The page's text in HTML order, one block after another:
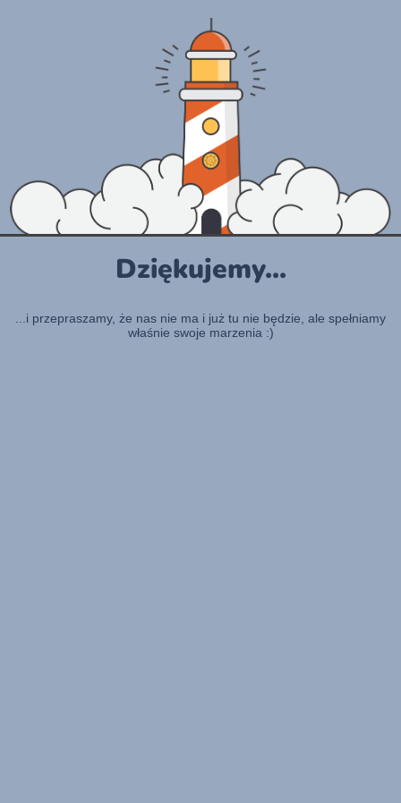
Dziękujemy...
...i przepraszamy, że nas nie ma i już tu nie będzie, ale spełniamy
właśnie swoje marzenia :)